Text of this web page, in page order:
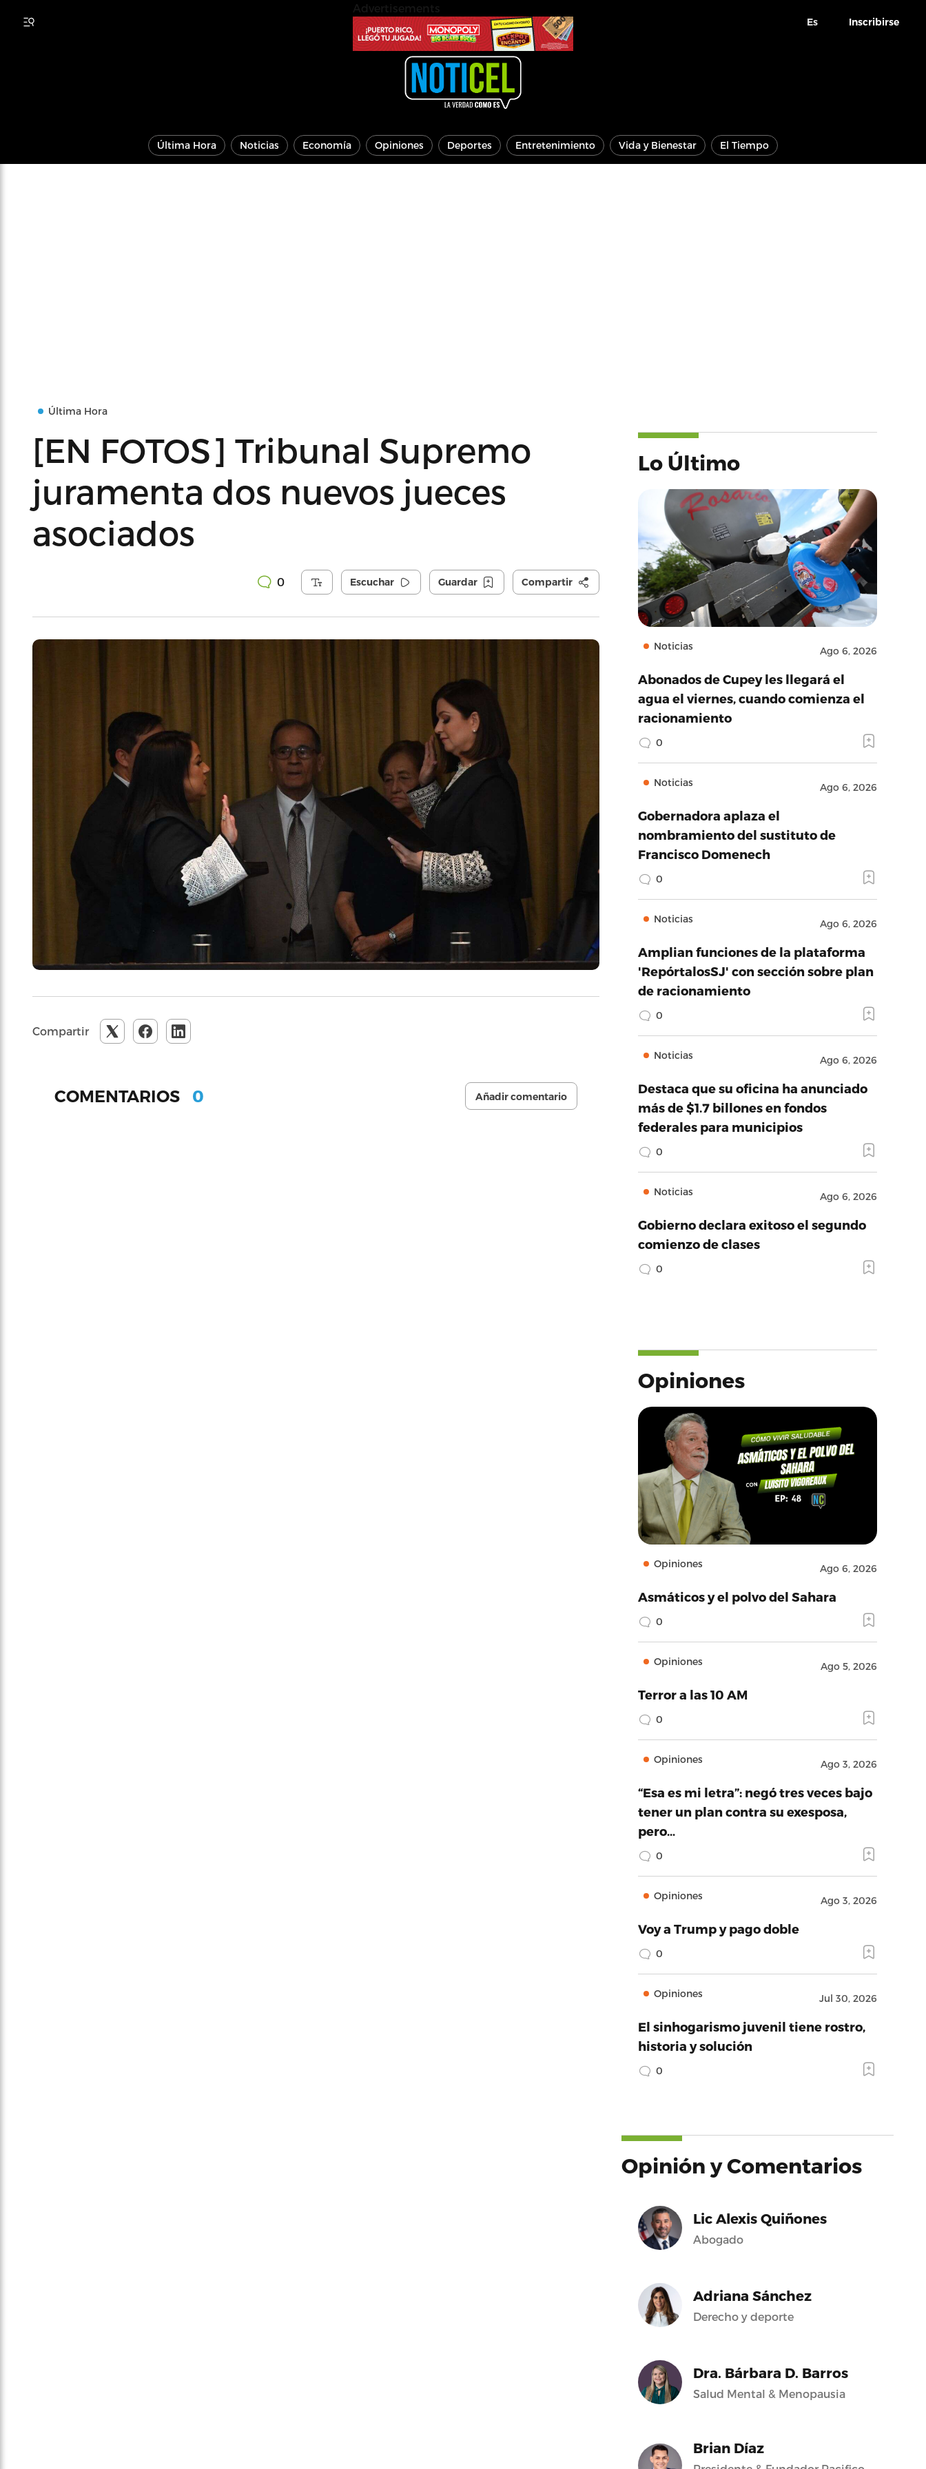
Es Inscribirse
Última Hora Noticias Economía Opiniones Deportes Entretenimiento Vida y Bienestar El Tiempo
Última Hora
[EN FOTOS] Tribunal Supremo
juramenta dos nuevos jueces
asociados
0 Escuchar Guardar Compartir
Compartir
COMENTARIOS 0 Añadir comentario
Lo Último
Noticias Ago 6, 2026
Abonados de Cupey les llegará el
agua el viernes, cuando comienza el
racionamiento
0
Noticias Ago 6, 2026
Gobernadora aplaza el
nombramiento del sustituto de
Francisco Domenech
0
Noticias Ago 6, 2026
Amplian funciones de la plataforma
'RepórtalosSJ' con sección sobre plan
de racionamiento
0
Noticias Ago 6, 2026
Destaca que su oficina ha anunciado
más de $1.7 billones en fondos
federales para municipios
0
Noticias Ago 6, 2026
Gobierno declara exitoso el segundo
comienzo de clases
0
Opiniones
Opiniones Ago 6, 2026
Asmáticos y el polvo del Sahara
0
Opiniones Ago 5, 2026
Terror a las 10 AM
0
Opiniones Ago 3, 2026
“Esa es mi letra”: negó tres veces bajo
tener un plan contra su exesposa,
pero…
0
Opiniones Ago 3, 2026
Voy a Trump y pago doble
0
Opiniones Jul 30, 2026
El sinhogarismo juvenil tiene rostro,
historia y solución
0
Opinión y Comentarios
Lic Alexis Quiñones
Abogado
Adriana Sánchez
Derecho y deporte
Dra. Bárbara D. Barros
Salud Mental & Menopausia
Brian Díaz